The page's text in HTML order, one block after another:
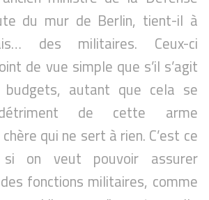
du mur de Berlin, tient-il à
des militaires. Ceux-ci
de vue simple que s’il s’agit
autant que cela se
de cette arme
qui ne sert à rien. C’est ce
si on veut pouvoir assurer
fonctions militaires, comme